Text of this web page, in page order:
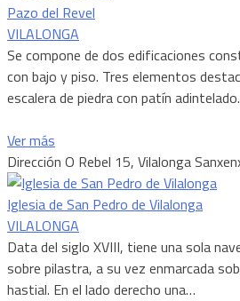
Pazo del Revel
VILALONGA
Se compone de dos edificaciones
con bajo y piso. Tres elementos
escalera de piedra con patín
Ver más
Dirección O Rebel 15, Vilalonga
Iglesia de San Pedro de Vilalonga
VILALONGA
Data del siglo XVIII, tiene una sola
sobre pilastra, a su vez enmarcada
hastial. En el lado derecho una…